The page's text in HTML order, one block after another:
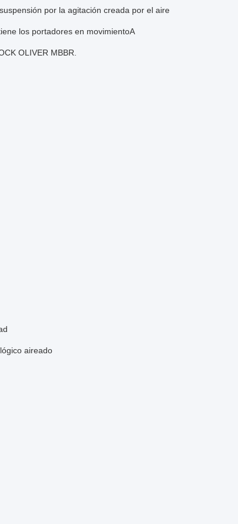
por la agitación creada por el aire
los portadores en movimientoA
OLIVER MBBR.
aireado